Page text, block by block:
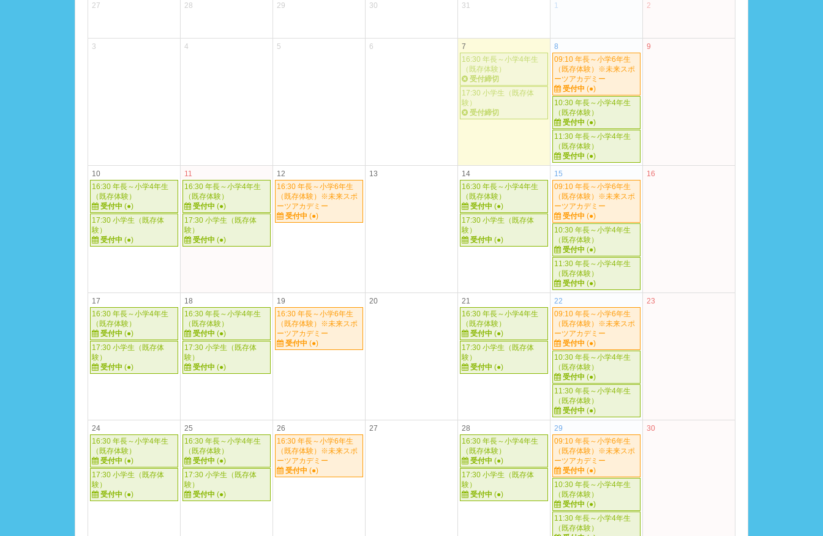
27
28 29 30 31 1 2
3 4 5 6
7
16:30 年長～小学4年生
（既存体験）
受付締切
17:30 小学生（既存体
験）
受付締切
8
09:10 年長～小学6年生
（既存体験）※未来スポ
ーツアカデミー
受付中 (●)
10:30 年長～小学4年生
（既存体験）
受付中 (●)
11:30 年長～小学4年生
（既存体験）
受付中 (●)
9
10
16:30 年長～小学4年生
（既存体験）
受付中 (●)
17:30 小学生（既存体
験）
受付中 (●)
11
16:30 年長～小学4年生
（既存体験）
受付中 (●)
17:30 小学生（既存体
験）
受付中 (●)
12
16:30 年長～小学6年生
（既存体験）※未来スポ
ーツアカデミー
受付中 (●)
13
14
16:30 年長～小学4年生
（既存体験）
受付中 (●)
17:30 小学生（既存体
験）
受付中 (●)
15
09:10 年長～小学6年生
（既存体験）※未来スポ
ーツアカデミー
受付中 (●)
10:30 年長～小学4年生
（既存体験）
受付中 (●)
11:30 年長～小学4年生
（既存体験）
受付中 (●)
16
17
16:30 年長～小学4年生
（既存体験）
受付中 (●)
17:30 小学生（既存体
験）
受付中 (●)
18
16:30 年長～小学4年生
（既存体験）
受付中 (●)
17:30 小学生（既存体
験）
受付中 (●)
19
16:30 年長～小学6年生
（既存体験）※未来スポ
ーツアカデミー
受付中 (●)
20
21
16:30 年長～小学4年生
（既存体験）
受付中 (●)
17:30 小学生（既存体
験）
受付中 (●)
22
09:10 年長～小学6年生
（既存体験）※未来スポ
ーツアカデミー
受付中 (●)
10:30 年長～小学4年生
（既存体験）
受付中 (●)
11:30 年長～小学4年生
（既存体験）
受付中 (●)
23
24
16:30 年長～小学4年生
（既存体験）
受付中 (●)
17:30 小学生（既存体
験）
受付中 (●)
25
16:30 年長～小学4年生
（既存体験）
受付中 (●)
17:30 小学生（既存体
験）
受付中 (●)
26
16:30 年長～小学6年生
（既存体験）※未来スポ
ーツアカデミー
受付中 (●)
27
28
16:30 年長～小学4年生
（既存体験）
受付中 (●)
17:30 小学生（既存体
験）
受付中 (●)
29
09:10 年長～小学6年生
（既存体験）※未来スポ
ーツアカデミー
受付中 (●)
10:30 年長～小学4年生
（既存体験）
受付中 (●)
11:30 年長～小学4年生
（既存体験）
30